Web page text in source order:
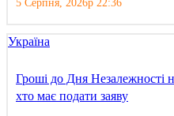
5 Серпня, 2026р 22:36
Україна
Гроші до Дня Незалежності
хто має подати заяву